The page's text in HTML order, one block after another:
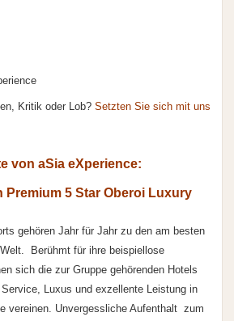
Kritik oder Lob? Setzten Sie sich mit uns
von aSia eXperience:
Premium 5 Star Oberoi Luxury
gehören Jahr für Jahr zu den am besten
Berühmt für ihre beispiellose
sich die zur Gruppe gehörenden Hotels
Luxus und exzellente Leistung in
vereinen. Unvergessliche Aufenthalt zum